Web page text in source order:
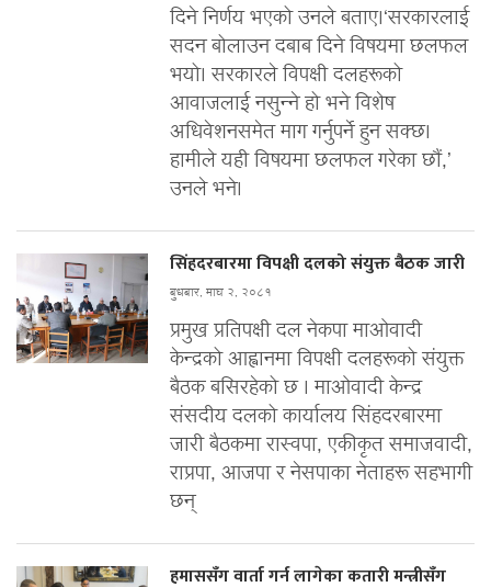
दिने निर्णय भएको उनले बताए।‘सरकारलाई
सदन बोलाउन दबाब दिने विषयमा छलफल
भयो। सरकारले विपक्षी दलहरूको
आवाजलाई नसुन्ने हो भने विशेष
अधिवेशनसमेत माग गर्नुपर्ने हुन सक्छ।
हामीले यही विषयमा छलफल गरेका छौं,’
उनले भने।
सिंहदरबारमा विपक्षी दलको संयुक्त बैठक जारी
बुधबार, माघ २, २०८१
प्रमुख प्रतिपक्षी दल नेकपा माओवादी
केन्द्रको आह्वानमा विपक्षी दलहरूको संयुक्त
बैठक बसिरहेको छ । माओवादी केन्द्र
संसदीय दलको कार्यालय सिंहदरबारमा
जारी बैठकमा रास्वपा, एकीकृत समाजवादी,
राप्रपा, आजपा र नेसपाका नेताहरू सहभागी
छन्
हमाससँग वार्ता गर्न लागेका कतारी मन्त्रीसँग